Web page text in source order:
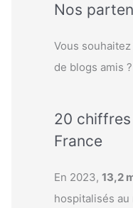
Nos
Vous
de blogs amis
20
France
En 2023, 13,2
hospitalisés